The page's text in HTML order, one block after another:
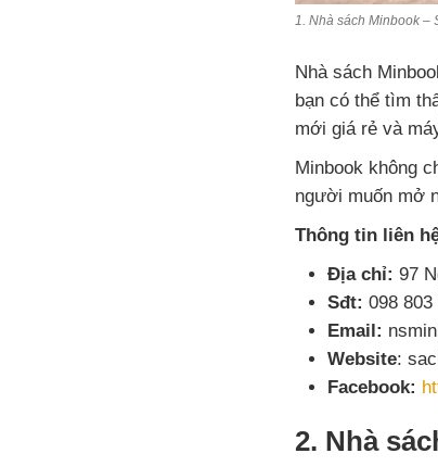
1. Nhà sách Minbook –
Nhà sách
bạn có thể tìm
mới giá rẻ và
Minbook không
người muốn mở
Thông tin liên
Địa chỉ: 97
Sđt: 098 803
Email:
Website:
Facebook:
2. Nhà